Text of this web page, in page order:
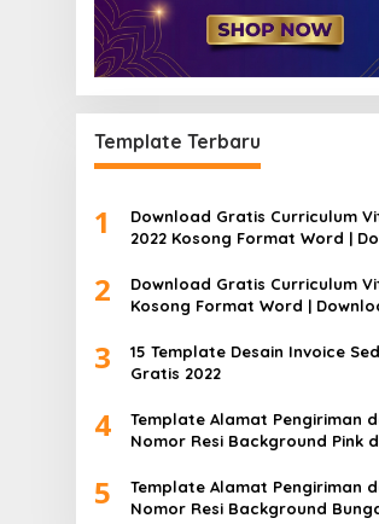
Template Terbaru
1
Download Gratis Curriculum
2022 Kosong Format Word |
Bisa Diedit
2
Download Gratis Curriculum
Kosong Format Word |
Diedit
3
15 Template Desain Invoice
Gratis 2022
4
Template Alamat Pengiriman
Nomor Resi Background Pink
5
Template Alamat Pengiriman
Nomor Resi Background